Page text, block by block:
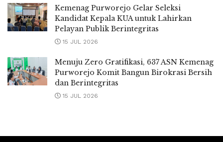
Kemenag Purworejo Gelar Seleksi
Kandidat Kepala KUA untuk Lahirkan
Pelayan Publik Berintegritas
15 JUL 2026
Menuju Zero Gratifikasi, 637 ASN Kemenag
Purworejo Komit Bangun Birokrasi Bersih
dan Berintegritas
15 JUL 2026